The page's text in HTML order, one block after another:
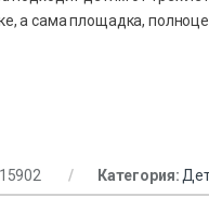
а сама площадка,
15902 Категория: